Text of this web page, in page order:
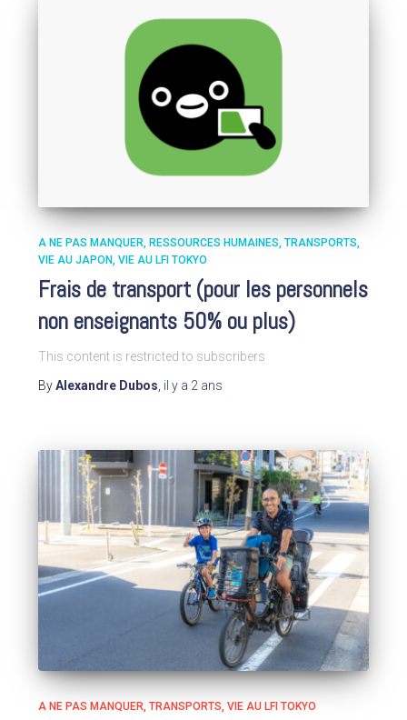
A NE PAS MANQUER RESSOURCES HUMAINES TRANSPORTS
VIE AU JAPON VIE AU LFI TOKYO
Frais de transport (pour les personnels
non enseignants 50% ou plus)
This content is restricted to subscribers
ByAlexandre Dubos, il y a 2 ans
A NE PAS MANQUER TRANSPORTS VIE AU LFI TOKYO